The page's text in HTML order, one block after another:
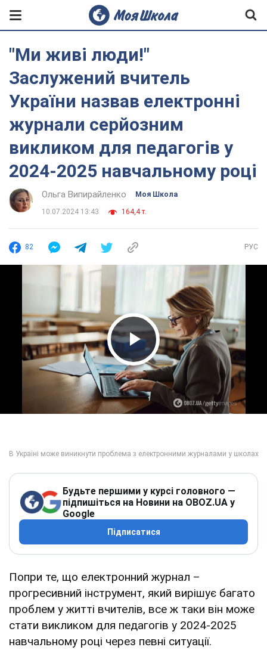
"Ми живі люди!"
Заслужений вчитель
України назвав електронні
журнали серйозним
викликом для педагогів у
2024-2025 навчальному році
Ольга Випирайленко Моя Школа
10.07.2024 13:43 164,4 т.
82 РУС
Play Video
Будьте першими у курсі головного —
підпишіться на Новини на OBOZ.UA у
Google
Підписатися
Попри те, що електронний журнал –
прогресивний інструмент, який вирішує багато
проблем у житті вчителів, все ж таки він може
стати викликом для педагогів у 2024-2025
навчальному році через певні ситуації.